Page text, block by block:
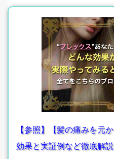
【参照】【髪の痛みを元
効果と実証例など徹底解説